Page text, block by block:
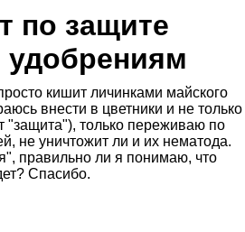
по защите
удобрениям
кишит личинками майского
внести в цветники и не только
"защита"), только переживаю по
не уничтожит ли и их нематода.
правильно ли я понимаю, что
Спасибо.